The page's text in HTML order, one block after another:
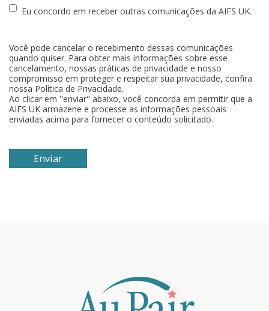
Eu concordo em receber outras comunicações da AIFS UK.
Você pode cancelar o recebimento dessas comunicações
quando quiser. Para obter mais informações sobre esse
cancelamento, nossas práticas de privacidade e nosso
compromisso em proteger e respeitar sua privacidade, confira
nossa Política de Privacidade.
Ao clicar em "enviar" abaixo, você concorda em permitir que a
AIFS UK armazene e processe as informações pessoais
enviadas acima para fornecer o conteúdo solicitado.